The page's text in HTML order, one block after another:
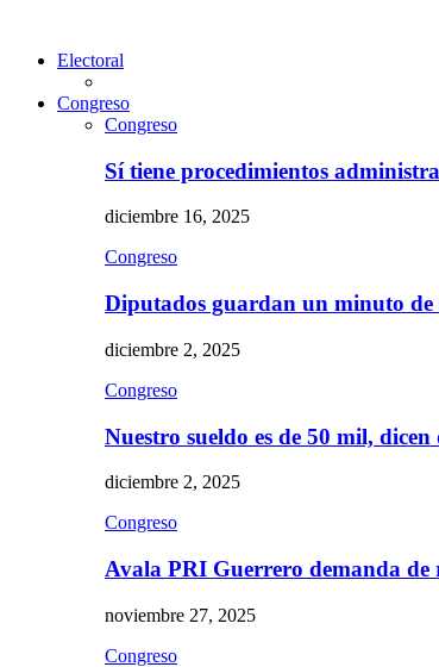
Electoral
Congreso
Congreso
Sí tiene procedimientos
diciembre 16, 2025
Congreso
Diputados guardan un minuto
diciembre 2, 2025
Congreso
Nuestro sueldo es de 50 mil,
diciembre 2, 2025
Congreso
Avala PRI Guerrero demanda
noviembre 27, 2025
Congreso